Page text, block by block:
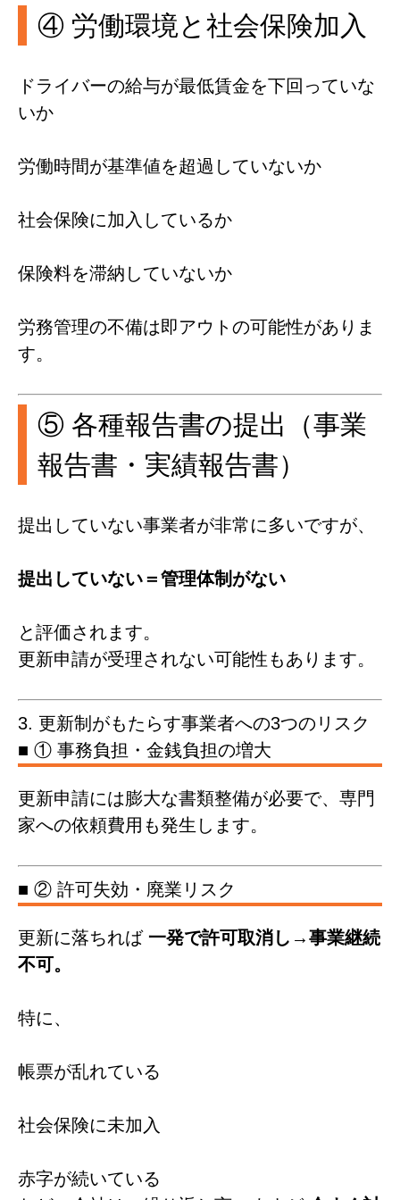
④ 労働環境と社会保険加入
ドライバーの給与が最低賃金を下回っていな
いか
労働時間が基準値を超過していないか
社会保険に加入しているか
保険料を滞納していないか
労務管理の不備は即アウトの可能性がありま
す。
⑤ 各種報告書の提出（事業
報告書・実績報告書）
提出していない事業者が非常に多いですが、
提出していない＝管理体制がない
と評価されます。
更新申請が受理されない可能性もあります。
3. 更新制がもたらす事業者への3つのリスク
■ ① 事務負担・金銭負担の増大
更新申請には膨大な書類整備が必要で、専門
家への依頼費用も発生します。
■ ② 許可失効・廃業リスク
更新に落ちれば 一発で許可取消し→事業継続
不可。
特に、
帳票が乱れている
社会保険に未加入
赤字が続いている